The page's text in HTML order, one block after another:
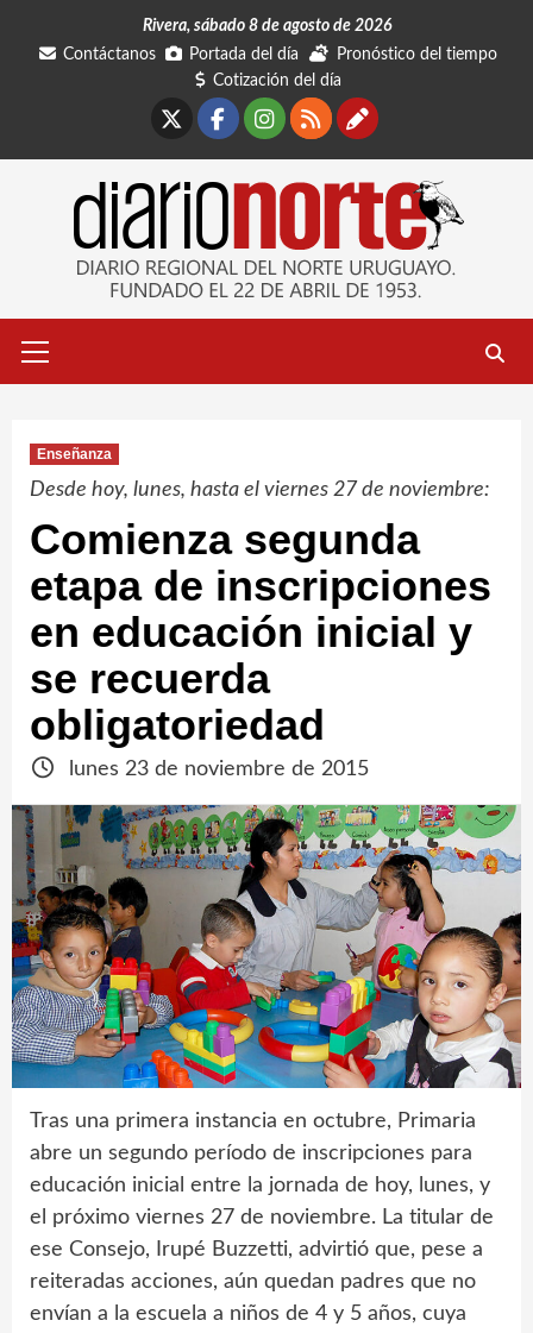
Rivera, sábado 8 de agosto de 2026
Contáctanos
Portada del día
Pronóstico del tiempo
Cotización del día
Facebook
Instagram
RSSContáctanos
primario
Enseñanza
Desde hoy, lunes, hasta el viernes 27 de noviembre:
Comienza segunda
etapa de inscripciones
en educación inicial y
se recuerda
obligatoriedad
lunes 23 de noviembre de 2015
Tras una primera instancia en octubre, Primaria
abre un segundo período de inscripciones para
educación inicial entre la jornada de hoy, lunes, y
el próximo viernes 27 de noviembre. La titular de
ese Consejo, Irupé Buzzetti, advirtió que, pese a
reiteradas acciones, aún quedan padres que no
envían a la escuela a niños de 4 y 5 años, cuya